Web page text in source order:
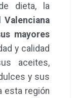
dieta, la
Valenciana
mayores
y calidad
aceites,
y sus
esta región